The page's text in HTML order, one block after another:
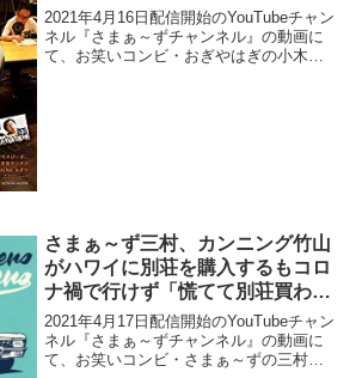
売り払った」と告白
2021年4月16日配信開始のYouTubeチャン
ネル『さまぁ～ずチャンネル』の動画に
て、お笑いコンビ・おぎやはぎの小木博
さまぁ～ず三村、カンニング竹山
がハワイに別荘を購入するもコロ
ナ禍で行けず「慌てて別荘買わね
ぇでよかったなって思った瞬間」
と発言
2021年4月17日配信開始のYouTubeチャン
ネル『さまぁ～ずチャンネル』の動画に
て、お笑いコンビ・さまぁ～ずの三村マ